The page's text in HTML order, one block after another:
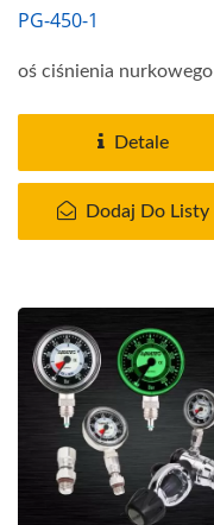
PG-450-1
oś ciśnienia nurkowego
Detale
Dodaj Do Listy